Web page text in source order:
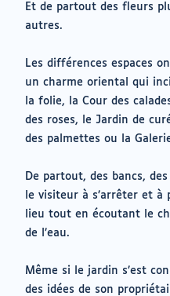
Et de partout des fleurs
autres.
Les différences espaces
un charme oriental qui
la folie, la Cour des
des roses, le Jardin de
des palmettes ou la
De partout, des bancs,
le visiteur à s’arrêter et
lieu tout en écoutant le
de l’eau.
Même si le jardin s’est
des idées de son